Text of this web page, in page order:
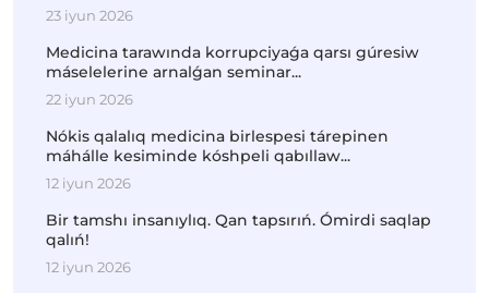
23 iyun 2026
Medicina tarawında korrupciyaǵa qarsı gúresiw
máselelerine arnalǵan seminar...
22 iyun 2026
Nókis qalalıq medicina birlespesi tárepinen
máhálle kesiminde kóshpeli qabıllaw...
12 iyun 2026
Bir tamshı insanıylıq. Qan tapsırıń. Ómirdi saqlap
qalıń!
12 iyun 2026